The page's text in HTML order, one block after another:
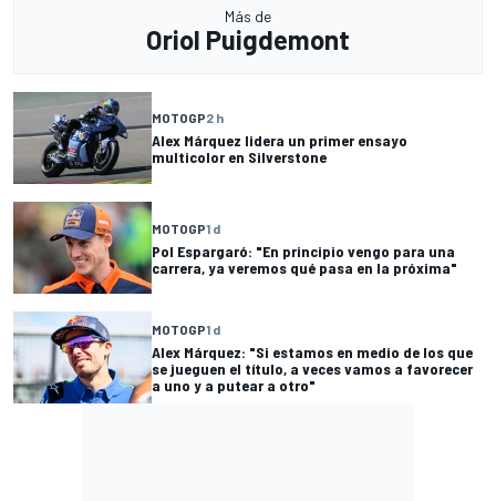
Más de
Oriol Puigdemont
MOTOGP2 h
Alex Márquez lidera un primer ensayo
multicolor en Silverstone
MOTOGP1 d
Pol Espargaró: "En principio vengo para una
carrera, ya veremos qué pasa en la próxima"
MOTOGP1 d
Alex Márquez: "Si estamos en medio de los que
se jueguen el título, a veces vamos a favorecer
a uno y a putear a otro"